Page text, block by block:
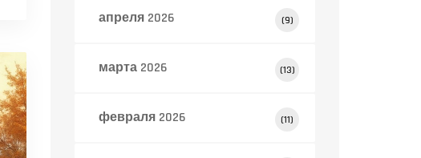
апреля 2026 (9)
марта 2026 (13)
февраля 2026 (11)